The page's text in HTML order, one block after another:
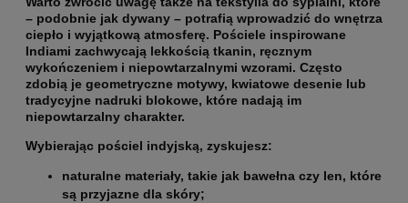
– podobnie jak dywany – potrafią wprowadzić do wnętrza
ciepło i wyjątkową atmosferę. Pościele inspirowane
Indiami zachwycają lekkością tkanin, ręcznym
wykończeniem i niepowtarzalnymi wzorami. Często
zdobią je geometryczne motywy, kwiatowe desenie lub
tradycyjne nadruki blokowe, które nadają im
niepowtarzalny charakter.
Wybierając pościel indyjską, zyskujesz:
naturalne materiały, takie jak bawełna czy len, które
są przyjazne dla skóry;